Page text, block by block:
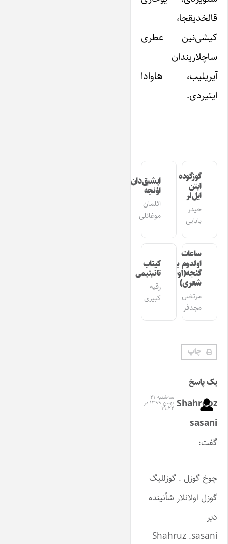
قالخدیقجا،
کیشی‌نین عطری
ساچلاریندان
آیریلیب، هاوادا
ایتیردی.
گوزگوده
ایتن
ایل‌لر
حیدر
بابایی
ایشیق‌دان
اؤنجه
ائلمان
موغانلی
ساعات
اولدوم بیر
گئجه(اوشاق
شعری)
مرتضی
مجدفر
کیتاب
تانیتیمی
رقیه
کبیری
چاپ
یک پاسخ
Shahrooz
sasani
گفت:
سه‌شنبه ۲۱
بهمن ۱۳۹۹ در
۱۹:۲۲
چوخ گوزل . گوزللیگ
گوزل اولانلار شأنینده
دیر
Shahruz .sasani